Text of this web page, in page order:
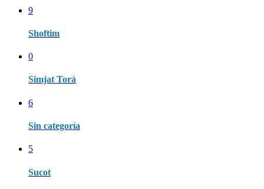
9
Shoftim
0
Simjat Torá
6
Sin categoría
5
Sucot